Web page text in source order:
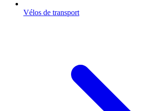
Vélos de transport